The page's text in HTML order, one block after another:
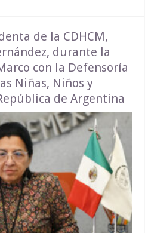
de la CDHCM,
durante la
con la Defensoría
Niñas, Niños y
de Argentina